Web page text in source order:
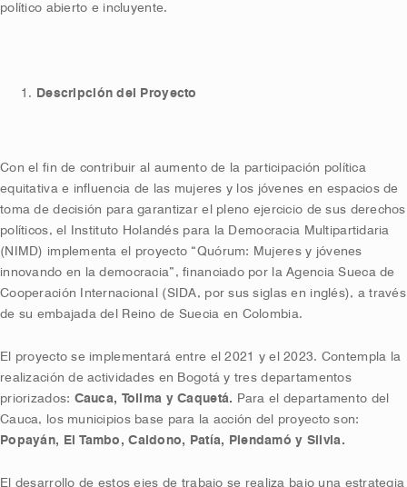
político abierto e incluyente.
Descripción del Proyecto
Con el fin de contribuir al aumento de la participación política
equitativa e influencia de las mujeres y los jóvenes en espacios de
toma de decisión para garantizar el pleno ejercicio de sus derechos
políticos, el Instituto Holandés para la Democracia Multipartidaria
(NIMD) implementa el proyecto “Quórum: Mujeres y jóvenes
innovando en la democracia”, financiado por la Agencia Sueca de
Cooperación Internacional (SIDA, por sus siglas en inglés), a través
de su embajada del Reino de Suecia en Colombia.
El proyecto se implementará entre el 2021 y el 2023. Contempla la
realización de actividades en Bogotá y tres departamentos
priorizados: Cauca, Tolima y Caquetá. Para el departamento del
Cauca, los municipios base para la acción del proyecto son:
Popayán, El Tambo, Caldono, Patía, Piendamó y Silvia.
El desarrollo de estos ejes de trabajo se realiza bajo una estrategia